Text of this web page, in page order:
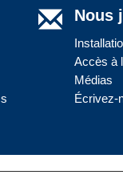
Nous
Accès à
Médias
Écrivez-